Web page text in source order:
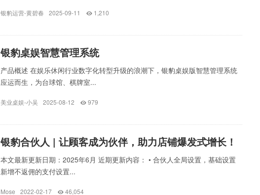
银豹运营-黄碧春 2025-09-11 1,210
银豹桌娱智慧管理系统
产品概述 在娱乐休闲行业数字化转型升级的浪潮下，银豹桌娱版智慧管理系统
应运而生，为台球馆、棋牌室...
美业桌娱-小吴 2025-08-12 979
银豹合伙人 | 让顾客成为伙伴，助力店铺爆发式增长！
本文最新更新日期：2025年6月 近期更新内容： • 合伙人全局设置，基础设置
新增不返佣的支付设置...
Mose 2022-02-17 46,054